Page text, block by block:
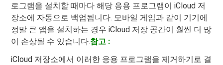
로그램을 설치할 때마다 해당 응용 프로그램이 iCloud 저
장소에 자동으로 백업됩니다. 모바일 게임과 같이 기기에
정말 큰 앱을 설치하는 경우 iCloud 저장 공간이 훨씬 더 많
이 손상될 수 있습니다.참고 :
iCloud 저장소에서 이러한 응용 프로그램을 제거하기로 결